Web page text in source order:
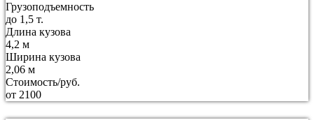
Грузоподъемность
до 1,5 т.
Длина кузова
4,2 м
Ширина кузова
2,06 м
Стоимость/руб.
от 2100